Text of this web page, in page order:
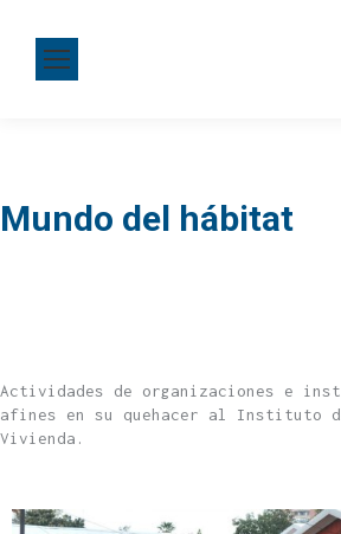
Mundo del hábitat
Actividades de organizaciones e
afines en su quehacer al Instituto
Vivienda.